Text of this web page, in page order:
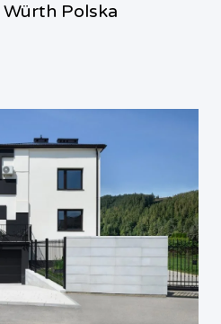
Würth Polska